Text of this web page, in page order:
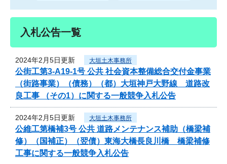
入札公告一覧
2024年2月5日更新 大垣土木事務所
公街工第3-A19-1号 公共 社会資本整備総合交付金事業
（街路事業）（債務）（都）大垣神戸大野線 道路改
良工事 （その1）に関する一般競争入札公告
2024年2月5日更新 大垣土木事務所
公維工第橋補3号 公共 道路メンテナンス補助（橋梁補
修）（国補正）（翌債）東海大橋長良川橋 橋梁補修
工事に関する一般競争入札公告